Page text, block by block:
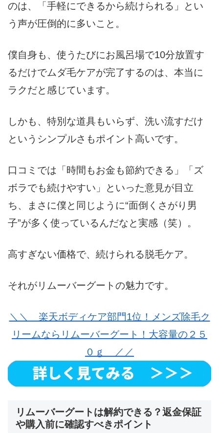
のは、「手軽にできるから続けられる」とい
う声が圧倒的に多いこと。
僕自身も、使うたびにお風呂場で10分放置す
るだけでムダ毛ケアが完了するのは、本当に
ラクだと感じています。
しかも、特別な道具もいらず、洗い流すだけ
というシンプルさもポイント高いです。
口コミでは「時間もお金も節約できる」「ズ
ボラでも続けやすい」といった意見が目立
ち、まさに僕と同じように“面倒くさがり男
子”が多く使っているんだなと実感（笑）。
高すぎない価格で、続けられる脱毛ケア。
それがリムーバーグートの魅力です。
＼＼ 楽天ボディケア部門1位！メンズ除毛ク
リームならリムーバーグート！大容量の２５
０ｇ ／／
リムーバーグートは解約できる？返金保証
や購入前に確認すべきポイント